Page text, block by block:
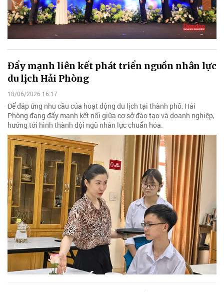
Đẩy mạnh liên kết phát triển nguồn nhân lực
du lịch Hải Phòng
18/06/2026 16:17
Để đáp ứng nhu cầu của hoạt động du lịch tại thành phố, Hải
Phòng đang đẩy mạnh kết nối giữa cơ sở đào tạo và doanh nghiệp,
hướng tới hình thành đội ngũ nhân lực chuẩn hóa.